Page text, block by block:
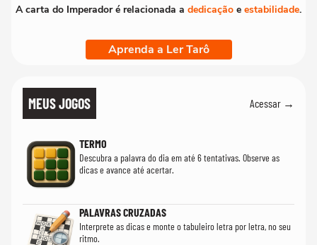
A carta do Imperador é relacionada a dedicação e estabilidade.
Aprenda a Ler Tarô
MEUS JOGOS Acessar →
TERMO
Descubra a palavra do dia em até 6 tentativas. Observe as
dicas e avance até acertar.
PALAVRAS CRUZADAS
Interprete as dicas e monte o tabuleiro letra por letra, no seu
ritmo.